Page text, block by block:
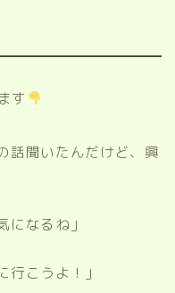
す
話聞いたんだけど、興
になるね」
こうよ！」